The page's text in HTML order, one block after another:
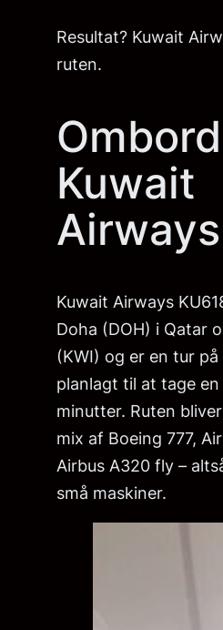
Resultat? Kuwait
ruten.
Kuwait
Airways
Kuwait Airways
Doha (DOH) i Qatar
(KWI) og er en tur
planlagt til at tage
minutter. Ruten
mix af Boeing 777,
Airbus A320 fly –
små maskiner.